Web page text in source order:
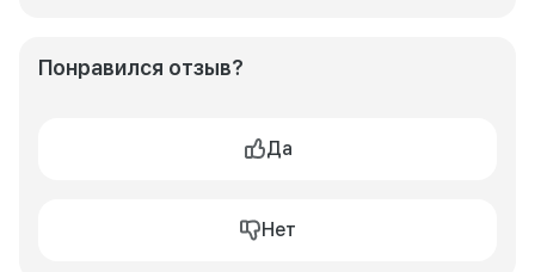
Понравился отзыв?
Да
Нет